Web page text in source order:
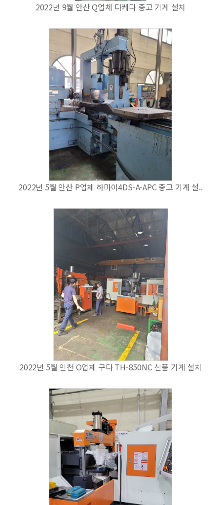
2022년 9월 안산 Q업체 다케다 중고 기계 설치
2022년 5월 안산 P업체 하마이4DS-A-APC 중고 기계 설..
2022년 5월 인천 O업체 구다 TH-850NC 신품 기계 설치